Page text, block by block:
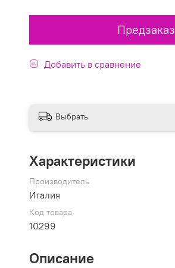
Предзаказ
Добавить в сравнение
Выбрать
Характеристики
Производитель
Италия
Код товара
10299
Описание